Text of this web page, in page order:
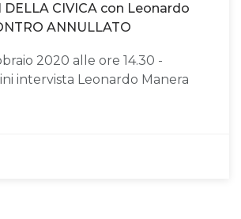
DELLA CIVICA con Leonardo
ANNULLATO
2020 alle ore 14.30 -
intervista Leonardo Manera